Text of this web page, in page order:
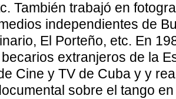
También trabajó en
independientes de
El Porteño, etc. En
extranjeros de la
Cine y TV de Cuba y y
sobre el tango